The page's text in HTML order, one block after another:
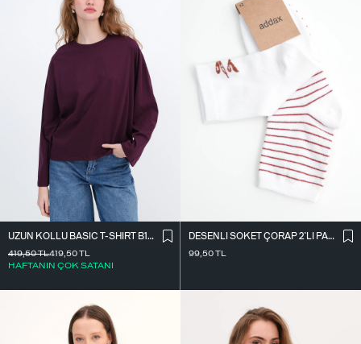
UZUN KOLLU BASIC T-SHIRT B10571
419,50TL
HAFTANIN ÇOK SATANI
419,50TL
DESENLI SOKET ÇORAP 2`LI PAKET ÇRP3014
99,50TL